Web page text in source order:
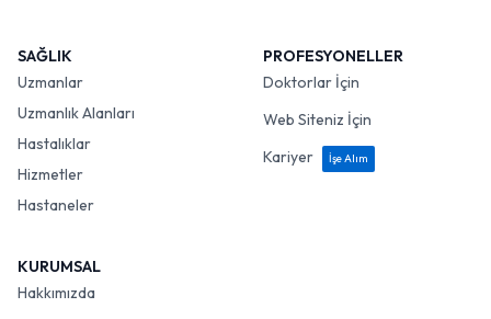
SAĞLIK
Uzmanlar
Uzmanlık Alanları
Hastalıklar
Hizmetler
Hastaneler
PROFESYONELLER
Doktorlar İçin
Web Siteniz İçin
Kariyer
İşe Alım
KURUMSAL
Hakkımızda